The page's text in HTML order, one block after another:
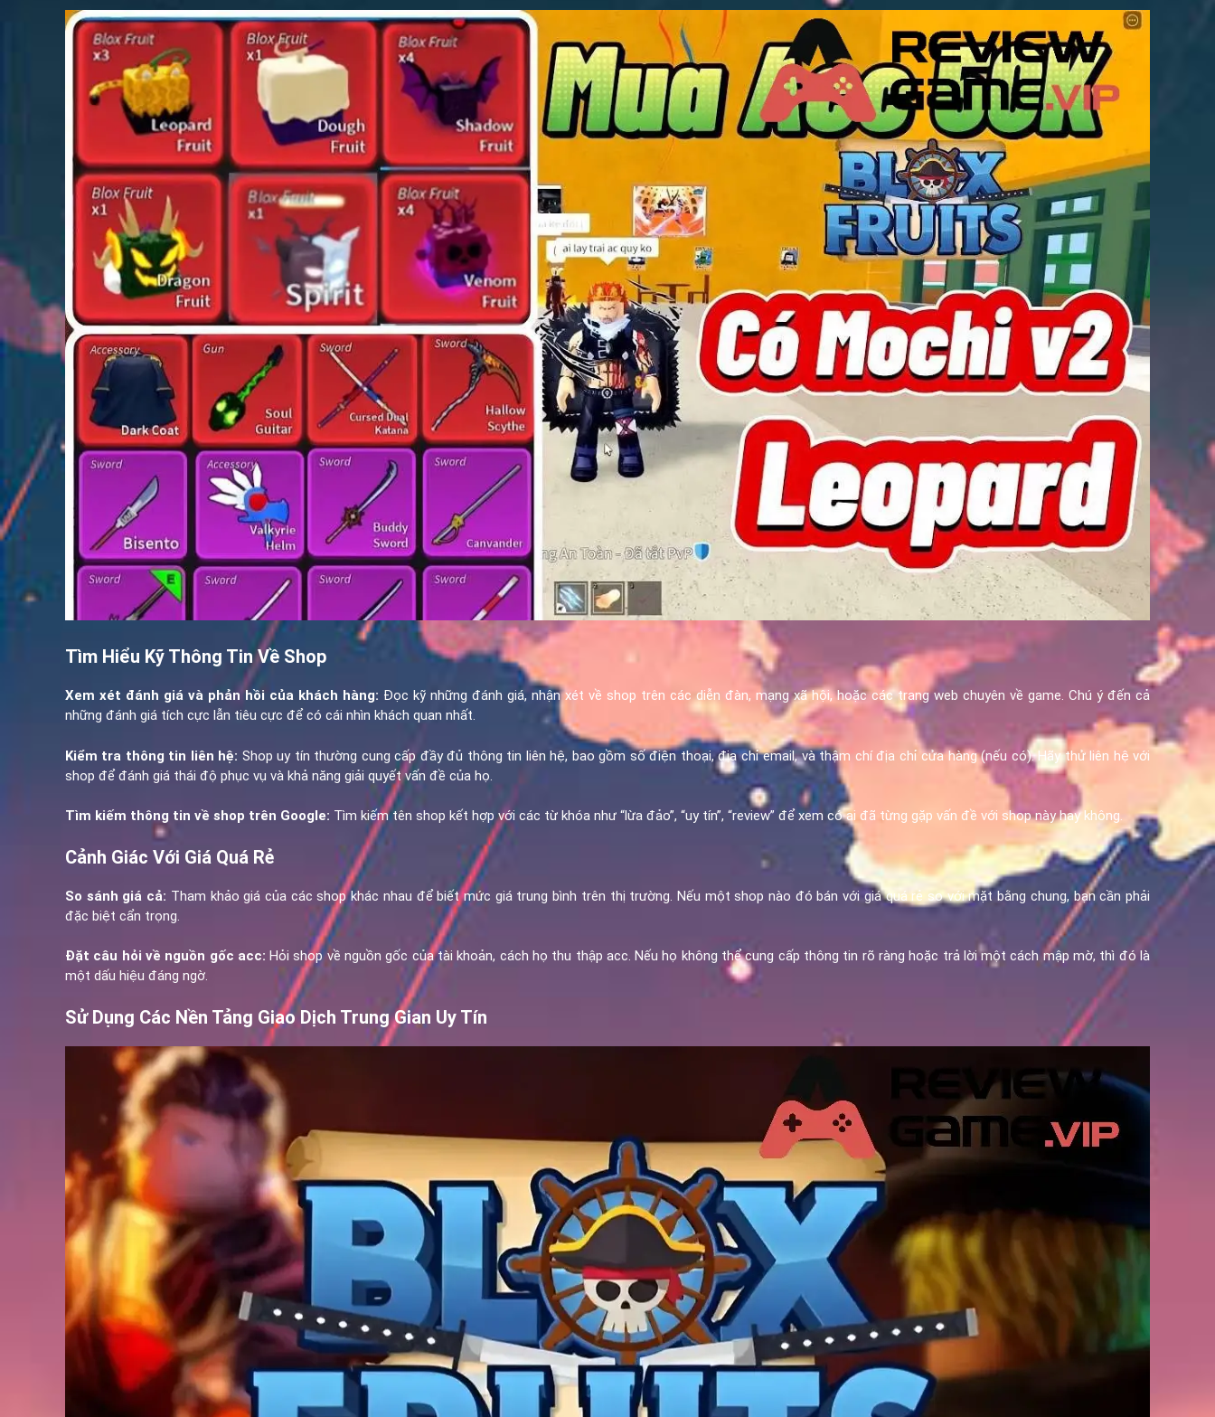
Tìm Hiểu Kỹ Thông Tin Về Shop
Xem xét đánh giá và phản hồi của khách hàng: Đọc kỹ những đánh giá, nhận xét về shop trên các diễn đàn, mạng xã hội, hoặc các trang web chuyên về game. Chú ý đến cả
những đánh giá tích cực lẫn tiêu cực để có cái nhìn khách quan nhất.
Kiểm tra thông tin liên hệ: Shop uy tín thường cung cấp đầy đủ thông tin liên hệ, bao gồm số điện thoại, địa chỉ email, và thậm chí địa chỉ cửa hàng (nếu có). Hãy thử liên hệ với
shop để đánh giá thái độ phục vụ và khả năng giải quyết vấn đề của họ.
Tìm kiếm thông tin về shop trên Google: Tìm kiếm tên shop kết hợp với các từ khóa như “lừa đảo”, “uy tín”, “review” để xem có ai đã từng gặp vấn đề với shop này hay không.
Cảnh Giác Với Giá Quá Rẻ
So sánh giá cả: Tham khảo giá của các shop khác nhau để biết mức giá trung bình trên thị trường. Nếu một shop nào đó bán với giá quá rẻ so với mặt bằng chung, bạn cần phải
đặc biệt cẩn trọng.
Đặt câu hỏi về nguồn gốc acc: Hỏi shop về nguồn gốc của tài khoản, cách họ thu thập acc. Nếu họ không thể cung cấp thông tin rõ ràng hoặc trả lời một cách mập mờ, thì đó là
một dấu hiệu đáng ngờ.
Sử Dụng Các Nền Tảng Giao Dịch Trung Gian Uy Tín